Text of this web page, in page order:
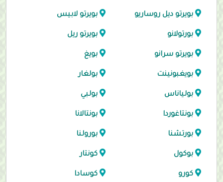
بويرتو ديل روساريو بويرتو لابيس
بورتولانو بويرتو ريل
بويرتو سرانو بويغ
بويغبونينت بولغار
بولياناس بولبي
بونتاغوردا بونتالانا
بورتشنا بورولنا
بوكول كونتار
كورو كوسادا